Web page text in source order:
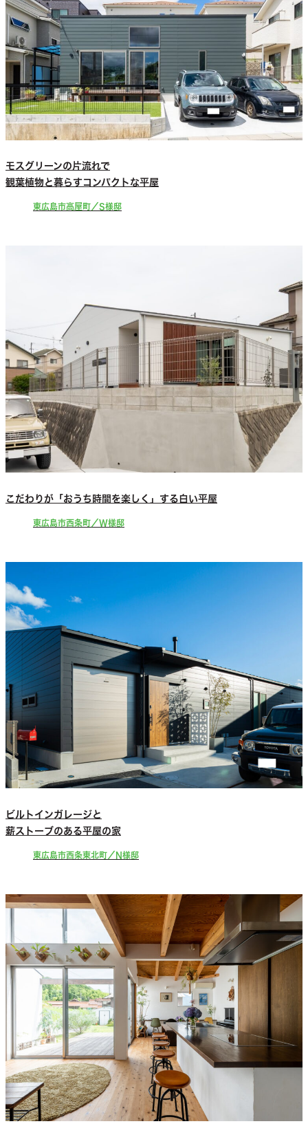
モスグリーンの片流れで
観葉植物と暮らすコンパクトな平屋
東広島市高屋町／S様邸
こだわりが「おうち時間を楽しく」する白い平屋
東広島市西条町／W様邸
ビルトインガレージと
薪ストーブのある平屋の家
東広島市西条東北町／N様邸